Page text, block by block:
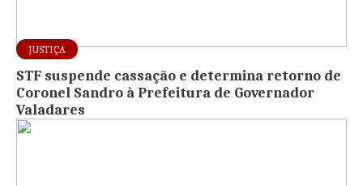
JUSTIÇA
STF suspende cassação e determina retorno de
Coronel Sandro à Prefeitura de Governador
Valadares